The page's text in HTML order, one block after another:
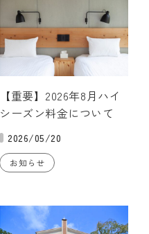
【重要】2026年8月ハイ
シーズン料金について
2026/05/20
お知らせ